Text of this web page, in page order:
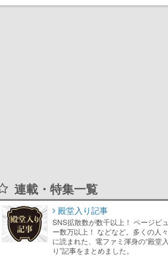
連載・特集一覧
殿堂入り記事
SNS拡散数が数千以上！ ページビュ
ー数万以上！ などなど。多くの人々
に読まれた、電ファミ渾身の“殿堂入
り”記事をまとめました。